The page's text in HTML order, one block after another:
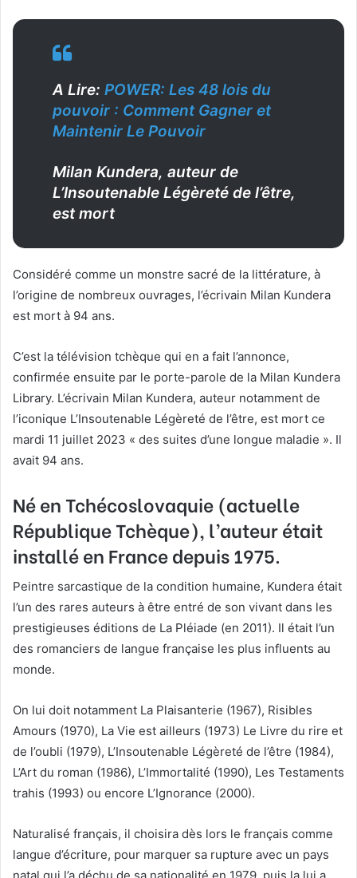
A Lire: POWER: Les 48 lois du
pouvoir : Comment Gagner et
Maintenir Le Pouvoir
Milan Kundera, auteur de
L’Insoutenable Légèreté de l’être,
est mort
Considéré comme un monstre sacré de la littérature, à
l’origine de nombreux ouvrages, l’écrivain Milan Kundera
est mort à 94 ans.
C’est la télévision tchèque qui en a fait l’annonce,
confirmée ensuite par le porte-parole de la Milan Kundera
Library. L’écrivain Milan Kundera, auteur notamment de
l’iconique L’Insoutenable Légèreté de l’être, est mort ce
mardi 11 juillet 2023 « des suites d’une longue maladie ». Il
avait 94 ans.
Né en Tchécoslovaquie (actuelle
République Tchèque), l’auteur était
installé en France depuis 1975.
Peintre sarcastique de la condition humaine, Kundera était
l’un des rares auteurs à être entré de son vivant dans les
prestigieuses éditions de La Pléiade (en 2011). Il était l’un
des romanciers de langue française les plus influents au
monde.
On lui doit notamment La Plaisanterie (1967), Risibles
Amours (1970), La Vie est ailleurs (1973) Le Livre du rire et
de l’oubli (1979), L’Insoutenable Légèreté de l’être (1984),
L’Art du roman (1986), L’Immortalité (1990), Les Testaments
trahis (1993) ou encore L’Ignorance (2000).
Naturalisé français, il choisira dès lors le français comme
langue d’écriture, pour marquer sa rupture avec un pays